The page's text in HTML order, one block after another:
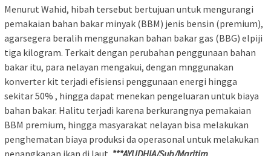
Menurut Wahid, hibah tersebut bertujuan untuk mengurangi
pemakaian bahan bakar minyak (BBM) jenis bensin (premium),
agarsegera beralih menggunakan bahan bakar gas (BBG) elpiji
tiga kilogram. Terkait dengan perubahan penggunaan bahan
bakar itu, para nelayan mengakui, dengan mnggunakan
konverter kit terjadi efisiensi penggunaan energi hingga
sekitar 50% , hingga dapat menekan pengeluaran untuk biaya
bahan bakar. Halitu terjadi karena berkurangnya pemakaian
BBM premium, hingga masyarakat nelayan bisa melakukan
penghematan biaya produksi da operasonal untuk melakukan